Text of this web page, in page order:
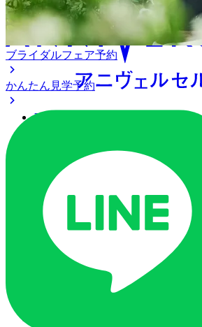
アクセス
ご列席の皆様へ
トピックス
ご予約・お問い合わせ
ブライダルフェア
ブライダルフェア一覧
ブライダルフェアの基礎知識
ブライダルフェア予約
かんたん見学予約